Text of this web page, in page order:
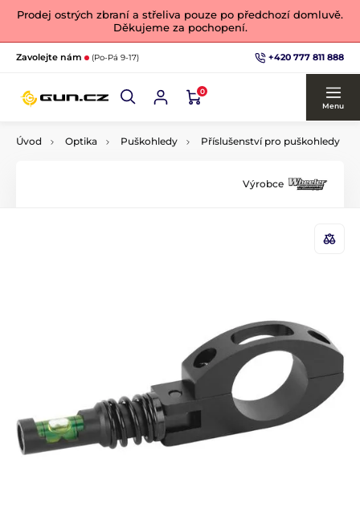
Prodej ostrých zbraní a střeliva pouze po předchozí domluvě.
Děkujeme za pochopení.
Zavolejte nám (Po-Pá 9-17) +420 777 811 888
0
Menu
Úvod Optika Puškohledy Příslušenství pro puškohledy
Výrobce